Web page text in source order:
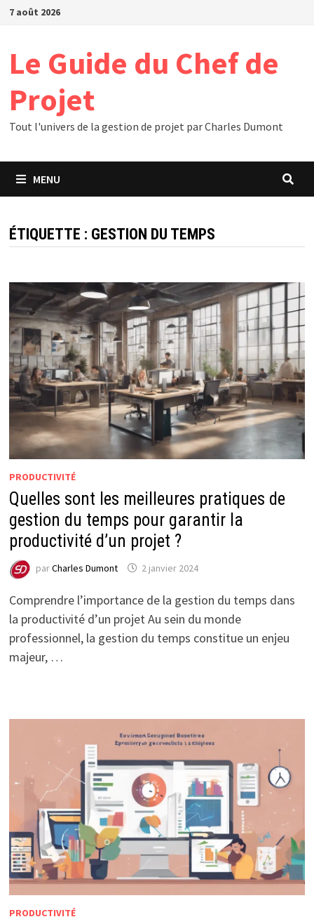
Passer
7 août 2026
Le Guide du Chef de
Projet
Tout l'univers de la gestion de projet par Charles Dumont
MENU
ÉTIQUETTE : GESTION DU TEMPS
PRODUCTIVITÉ
Quelles sont les meilleures pratiques de
gestion du temps pour garantir la
productivité d’un projet ?
parCharles Dumont 2 janvier 2024
Comprendre l’importance de la gestion du temps dans
la productivité d’un projet Au sein du monde
professionnel, la gestion du temps constitue un enjeu
majeur, …
PRODUCTIVITÉ